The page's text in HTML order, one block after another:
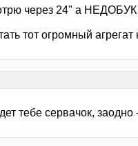
через 24" а НЕДОБУК
тот огромный
тебе сервачок, заодно